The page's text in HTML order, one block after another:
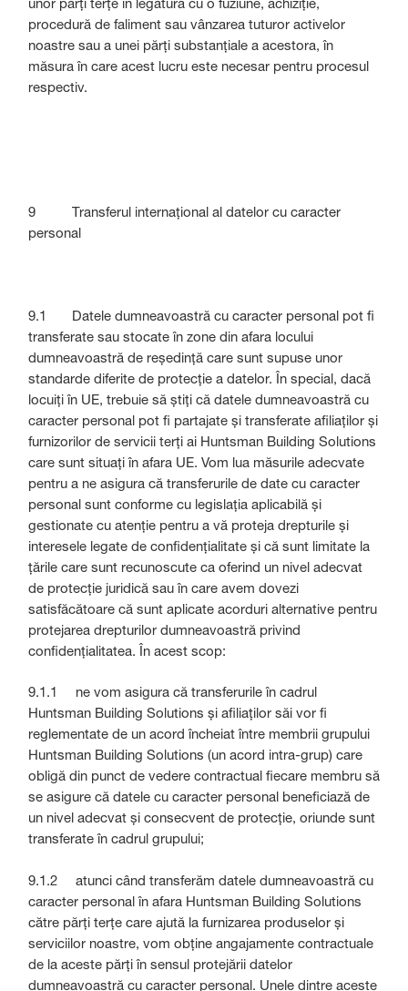
unor părți terțe în legătură cu o fuziune, achiziție,
procedură de faliment sau vânzarea tuturor activelor
noastre sau a unei părți substanțiale a acestora, în
măsura în care acest lucru este necesar pentru procesul
respectiv.
9 Transferul internațional al datelor cu caracter
personal
9.1 Datele dumneavoastră cu caracter personal pot fi
transferate sau stocate în zone din afara locului
dumneavoastră de reședință care sunt supuse unor
standarde diferite de protecție a datelor. În special, dacă
locuiți în UE, trebuie să știți că datele dumneavoastră cu
caracter personal pot fi partajate și transferate afiliaților și
furnizorilor de servicii terți ai Huntsman Building Solutions
care sunt situați în afara UE. Vom lua măsurile adecvate
pentru a ne asigura că transferurile de date cu caracter
personal sunt conforme cu legislația aplicabilă și
gestionate cu atenție pentru a vă proteja drepturile și
interesele legate de confidențialitate și că sunt limitate la
țările care sunt recunoscute ca oferind un nivel adecvat
de protecție juridică sau în care avem dovezi
satisfăcătoare că sunt aplicate acorduri alternative pentru
protejarea drepturilor dumneavoastră privind
confidențialitatea. În acest scop:
9.1.1 ne vom asigura că transferurile în cadrul
Huntsman Building Solutions și afiliaților săi vor fi
reglementate de un acord încheiat între membrii grupului
Huntsman Building Solutions (un acord intra-grup) care
obligă din punct de vedere contractual fiecare membru să
se asigure că datele cu caracter personal beneficiază de
un nivel adecvat și consecvent de protecție, oriunde sunt
transferate în cadrul grupului;
9.1.2 atunci când transferăm datele dumneavoastră cu
caracter personal în afara Huntsman Building Solutions
către părți terțe care ajută la furnizarea produselor și
serviciilor noastre, vom obține angajamente contractuale
de la aceste părți în sensul protejării datelor
dumneavoastră cu caracter personal. Unele dintre aceste